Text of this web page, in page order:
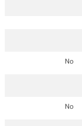
No
No